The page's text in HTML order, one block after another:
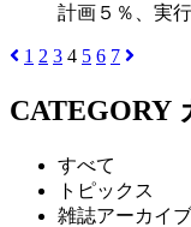
計画５％、実
1 2 3 4 5 6 7
CATEGORY
すべて
トピックス
雑誌アーカイブ